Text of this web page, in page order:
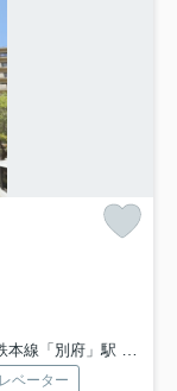
「別府」駅 徒歩40分
ベーター